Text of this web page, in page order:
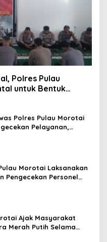
Polres Pulau
untuk Bentuk
Polres Pulau Morotai
Pelayanan,
Mendapat
Morotai Laksanakan
Pengecekan Personel
Piket Fungsi
Ajak Masyarakat
Merah Putih Selama